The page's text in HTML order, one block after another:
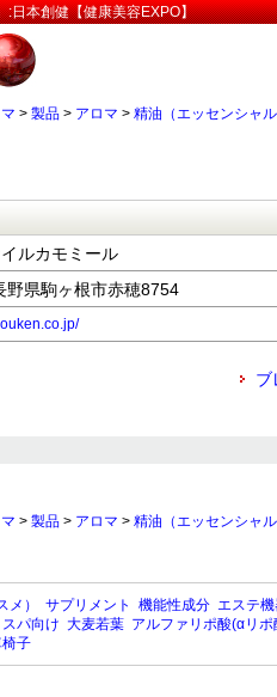
:日本創健【健康美容EXPO】
> 製品 > アロマ > 精油（エッセンシャ
ルカモミール
県駒ヶ根市赤穂8754
ブ
> 製品 > アロマ > 精油（エッセンシャ
） サプリメント 機能性成分 エステ
パ向け 大麦若葉 アルファリポ酸(αリポ
子